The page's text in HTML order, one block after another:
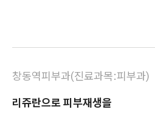
창동역피부과(진료과목:피부과)
리쥬란으로 피부재생을